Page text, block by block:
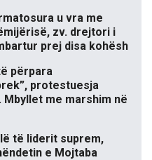
u vra me
zv. drejtori i
prej disa kohësh
përpara
protestuesja
me marshim në
të liderit suprem,
e Mojtaba